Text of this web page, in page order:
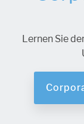
Lernen Sie